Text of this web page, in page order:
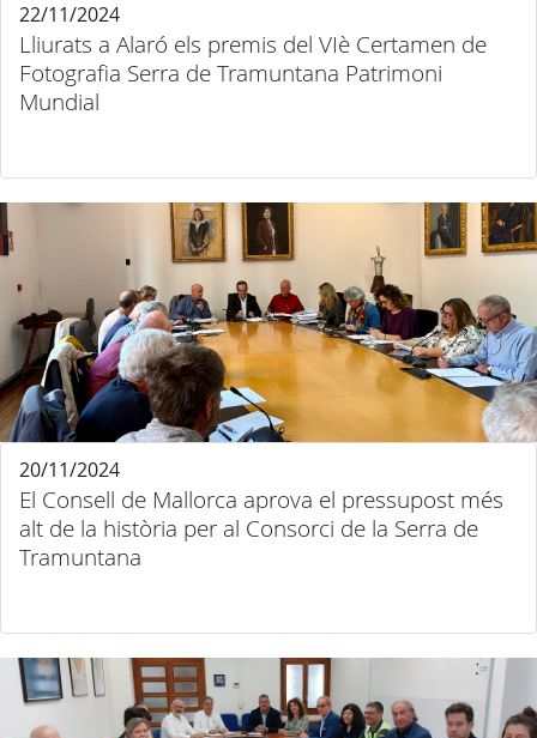
Lliurats a Alaró els premis del VIè Certamen de
Fotografia Serra de Tramuntana Patrimoni
Mundial
22/11/2024
El Consell de Mallorca aprova el pressupost més
alt de la història per al Consorci de la Serra de
Tramuntana
20/11/2024